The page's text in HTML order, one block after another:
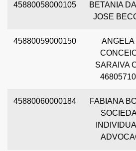
45880058000105
BETANIA
JOSE
45880059000150
ANGELA
SARAIVA
45880060000184
FABIANA